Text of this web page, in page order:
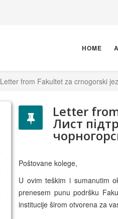
HOME
Letter from Fakultet za crnogorski
Letter
Лист
Poštovane kolege,
U ovim teškim i sumanutim
prenesem punu podršku
institucije širom otvorena za